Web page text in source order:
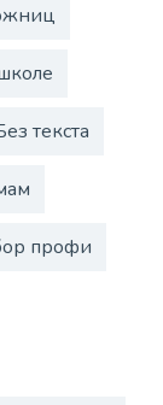
текста
профи